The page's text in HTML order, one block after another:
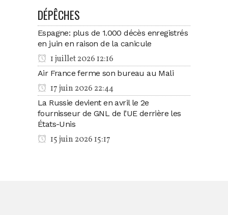
DÉPÊCHES
Espagne: plus de 1.000 décès enregistrés
en juin en raison de la canicule
1 juillet 2026 12:16
Air France ferme son bureau au Mali
17 juin 2026 22:44
La Russie devient en avril le 2e
fournisseur de GNL de l’UE derrière les
États-Unis
15 juin 2026 15:17